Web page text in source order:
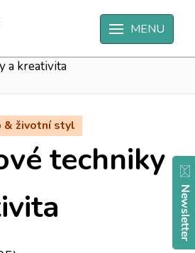
MENU
& podnikání
a kreativita
& životní styl
techniky